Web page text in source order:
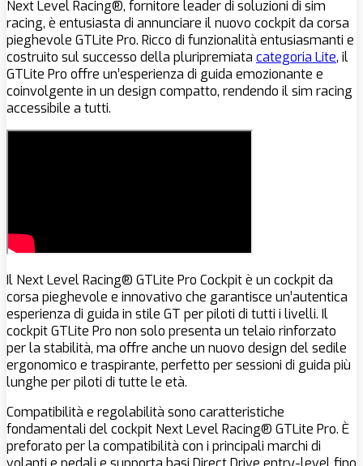
Next Level Racing®, fornitore leader di soluzioni di sim
racing, è entusiasta di annunciare il nuovo cockpit da corsa
pieghevole GTLite Pro. Ricco di funzionalità entusiasmanti e
costruito sul successo della pluripremiata categoria Lite, il
GTLite Pro offre un’esperienza di guida emozionante e
coinvolgente in un design compatto, rendendo il sim racing
accessibile a tutti.
Il Next Level Racing® GTLite Pro Cockpit è un cockpit da
corsa pieghevole e innovativo che garantisce un’autentica
esperienza di guida in stile GT per piloti di tutti i livelli. Il
cockpit GTLite Pro non solo presenta un telaio rinforzato
per la stabilità, ma offre anche un nuovo design del sedile
ergonomico e traspirante, perfetto per sessioni di guida più
lunghe per piloti di tutte le età.
Compatibilità e regolabilità sono caratteristiche
fondamentali del cockpit Next Level Racing® GTLite Pro. È
preforato per la compatibilità con i principali marchi di